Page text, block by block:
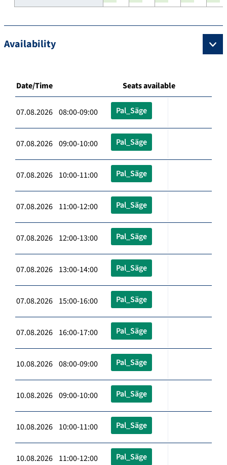
Availability
Date/Time Seats available
07.08.2026 08:00-09:00 Pal_Säge
07.08.2026 09:00-10:00 Pal_Säge
07.08.2026 10:00-11:00 Pal_Säge
07.08.2026 11:00-12:00 Pal_Säge
07.08.2026 12:00-13:00 Pal_Säge
07.08.2026 13:00-14:00 Pal_Säge
07.08.2026 15:00-16:00 Pal_Säge
07.08.2026 16:00-17:00 Pal_Säge
10.08.2026 08:00-09:00 Pal_Säge
10.08.2026 09:00-10:00 Pal_Säge
10.08.2026 10:00-11:00 Pal_Säge
10.08.2026 11:00-12:00 Pal_Säge